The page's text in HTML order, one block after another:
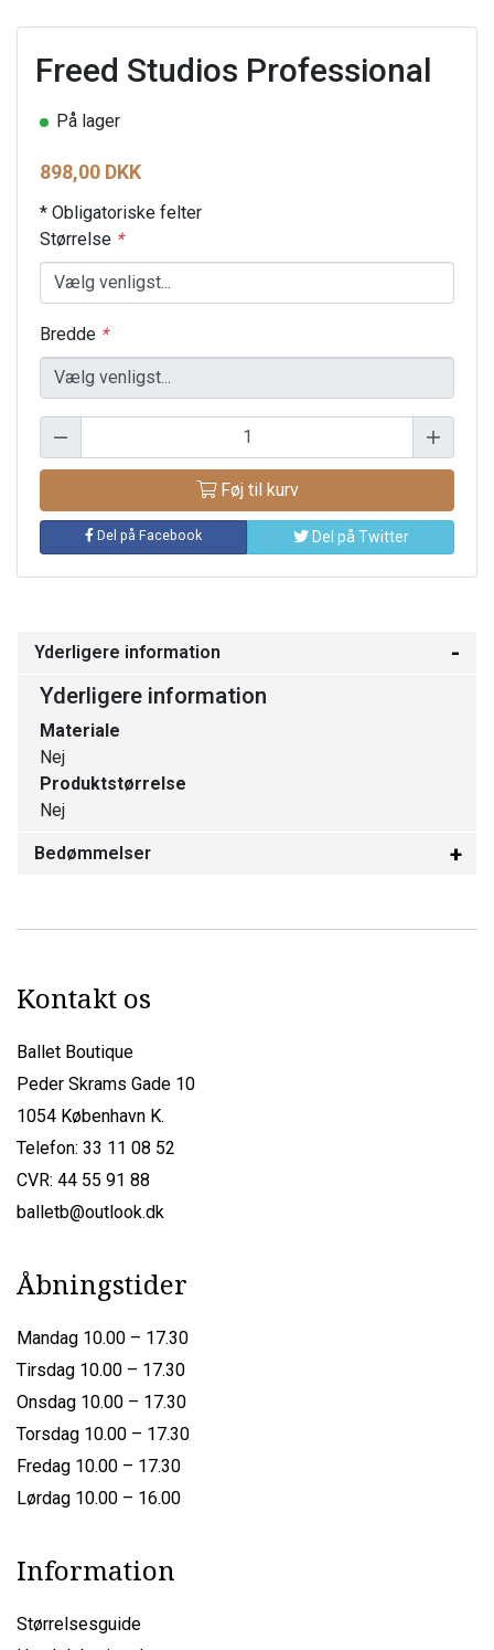
Freed Studios Professional
På lager
898,00 DKK
* Obligatoriske felter
Størrelse *
Bredde *
Føj til kurv
Del på Facebook Del på Twitter
Yderligere information
Yderligere information
Materiale
Nej
Produktstørrelse
Nej
Bedømmelser
Kontakt os
Ballet Boutique
Peder Skrams Gade 10
1054 København K.
Telefon: 33 11 08 52
CVR: 44 55 91 88
balletb@outlook.dk
Åbningstider
Mandag 10.00 – 17.30
Tirsdag 10.00 – 17.30
Onsdag 10.00 – 17.30
Torsdag 10.00 – 17.30
Fredag 10.00 – 17.30
Lørdag 10.00 – 16.00
Information
Størrelsesguide